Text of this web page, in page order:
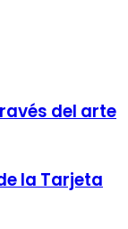
del arte
la Tarjeta